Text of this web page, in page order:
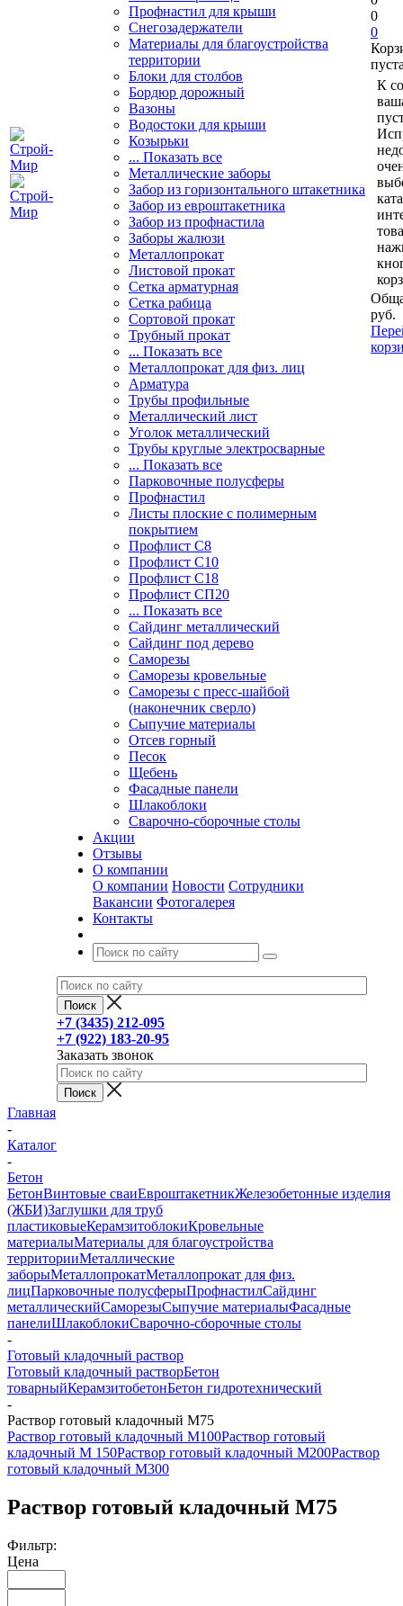
Профнастил для крыши
Снегозадержатели
Материалы для благоустройства
территории
Блоки для столбов
Бордюр дорожный
Вазоны
Водостоки для крыши
Козырьки
... Показать все
Металлические заборы
Забор из горизонтального штакетника
Забор из евроштакетника
Забор из профнастила
Заборы жалюзи
Металлопрокат
Листовой прокат
Сетка арматурная
Сетка рабица
Сортовой прокат
Трубный прокат
... Показать все
Металлопрокат для физ. лиц
Арматура
Трубы профильные
Металлический лист
Уголок металлический
Трубы круглые электросварные
... Показать все
Парковочные полусферы
Профнастил
Листы плоские с полимерным
покрытием
Профлист С8
Профлист С10
Профлист С18
Профлист СП20
... Показать все
Сайдинг металлический
Cайдинг под дерево
Саморезы
Саморезы кровельные
Саморезы с пресс-шайбой
(наконечник сверло)
Сыпучие материалы
Отсев горный
Песок
Щебень
Фасадные панели
Шлакоблоки
Сварочно-сборочные столы
Акции
Отзывы
О компании
О компании Новости Сотрудники
Вакансии Фотогалерея
Контакты
+7 (3435) 212-095
+7 (922) 183-20-95
Заказать звонок
0
0
К
руб.
Главная
-
Каталог
-
Бетон
БетонВинтовые сваиЕвроштакетникЖелезобетонные изделия
(ЖБИ)Заглушки для труб
пластиковыеКерамзитоблокиКровельные
материалыМатериалы для благоустройства
территорииМеталлические
заборыМеталлопрокатМеталлопрокат для физ.
лицПарковочные полусферыПрофнастилСайдинг
металлическийСаморезыСыпучие материалыФасадные
панелиШлакоблокиСварочно-сборочные столы
-
Готовый кладочный раствор
Готовый кладочный растворБетон
товарныйКерамзитобетонБетон гидротехнический
-
Раствор готовый кладочный М75
Раствор готовый кладочный М100Раствор готовый
кладочный М 150Раствор готовый кладочный М200Раствор
готовый кладочный М300
Раствор готовый кладочный М75
Фильтр:
Цена